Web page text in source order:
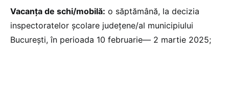
Vacanța de schi/mobilă: o săptămână, la decizia
inspectoratelor școlare județene/al municipiului
București, în perioada 10 februarie— 2 martie 2025;